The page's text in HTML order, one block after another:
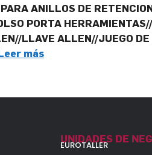
ANILLOS DE
PORTA
LLAVE ALLEN//JUEGO
más
UNIDADES DE
EUROTALLER